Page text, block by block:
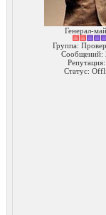
Генерал-
Группа:
Сообщений:
Репутация:
Статус: